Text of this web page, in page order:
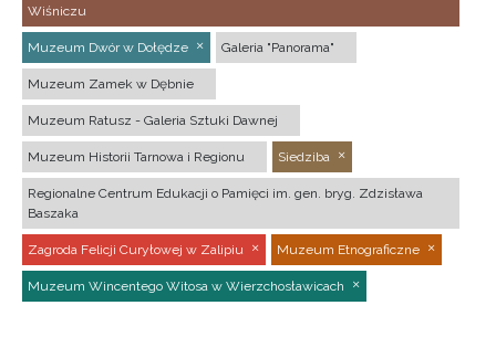
Wiśniczu
Muzeum Dwór w Dołędze Galeria "Panorama"
Muzeum Zamek w Dębnie
Muzeum Ratusz - Galeria Sztuki Dawnej
Muzeum Historii Tarnowa i Regionu Siedziba
Regionalne Centrum Edukacji o Pamięci im. gen. bryg. Zdzisława
Baszaka
Zagroda Felicji Curyłowej w Zalipiu Muzeum Etnograficzne
Muzeum Wincentego Witosa w Wierzchosławicach